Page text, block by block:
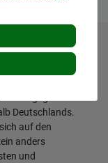
und
bei vielen
Die angegebenen
Deutschlands.
auf den
anders
und